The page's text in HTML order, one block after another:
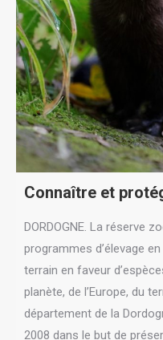
Connaître et
DORDOGNE. La réserve
programmes d’élevage
terrain en faveur
planète, de l’Europe, du
département de la
2008 dans le but de